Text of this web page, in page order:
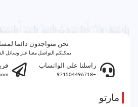
نحن متواجدون دائما
يمكنكم التواصل معنا عبر وسائل
راسلنا على الواتساب
+971504496718
مارتو